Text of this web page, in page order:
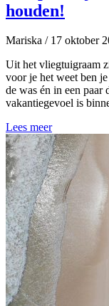
houden!
Mariska /17 oktober
Uit het vliegtuigraam
voor je het weet ben
de was én in een paar
vakantiegevoel is
Lees meer